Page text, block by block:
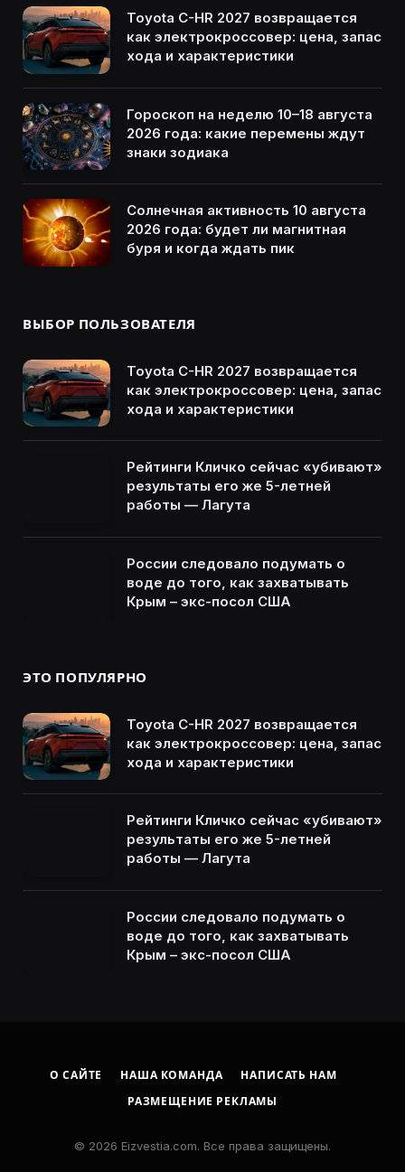
Toyota C-HR 2027 возвращается
как электрокроссовер: цена, запас
хода и характеристики
Гороскоп на неделю 10–18 августа
2026 года: какие перемены ждут
знаки зодиака
Солнечная активность 10 августа
2026 года: будет ли магнитная
буря и когда ждать пик
ВЫБОР ПОЛЬЗОВАТЕЛЯ
Toyota C-HR 2027 возвращается
как электрокроссовер: цена, запас
хода и характеристики
Рейтинги Кличко сейчас «убивают»
результаты его же 5-летней
работы — Лагута
России следовало подумать о
воде до того, как захватывать
Крым – экс-посол США
ЭТО ПОПУЛЯРНО
Toyota C-HR 2027 возвращается
как электрокроссовер: цена, запас
хода и характеристики
Рейтинги Кличко сейчас «убивают»
результаты его же 5-летней
работы — Лагута
России следовало подумать о
воде до того, как захватывать
Крым – экс-посол США
О САЙТЕ НАША КОМАНДА
НАПИСАТЬ НАМ
РАЗМЕЩЕНИЕ РЕКЛАМЫ
© 2026 Eizvestia.com. Все права защищены.